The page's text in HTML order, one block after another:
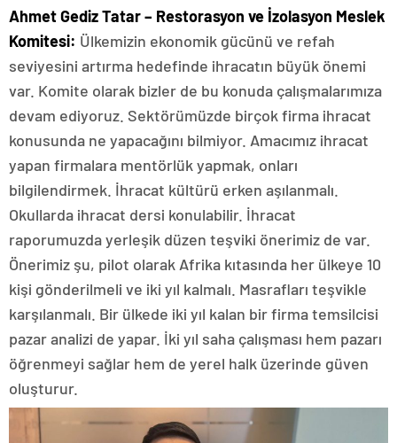
Ahmet Gediz Tatar – Restorasyon ve İzolasyon Meslek
Komitesi: Ülkemizin ekonomik gücünü ve refah
seviyesini artırma hedefinde ihracatın büyük önemi
var. Komite olarak bizler de bu konuda çalışmalarımıza
devam ediyoruz. Sektörümüzde birçok firma ihracat
konusunda ne yapacağını bilmiyor. Amacımız ihracat
yapan firmalara mentörlük yapmak, onları
bilgilendirmek. İhracat kültürü erken aşılanmalı.
Okullarda ihracat dersi konulabilir. İhracat
raporumuzda yerleşik düzen teşviki önerimiz de var.
Önerimiz şu, pilot olarak Afrika kıtasında her ülkeye 10
kişi gönderilmeli ve iki yıl kalmalı. Masrafları teşvikle
karşılanmalı. Bir ülkede iki yıl kalan bir firma temsilcisi
pazar analizi de yapar. İki yıl saha çalışması hem pazarı
öğrenmeyi sağlar hem de yerel halk üzerinde güven
oluşturur.